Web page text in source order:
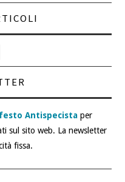
Antispecista per
sul sito web. La newsletter
fissa.